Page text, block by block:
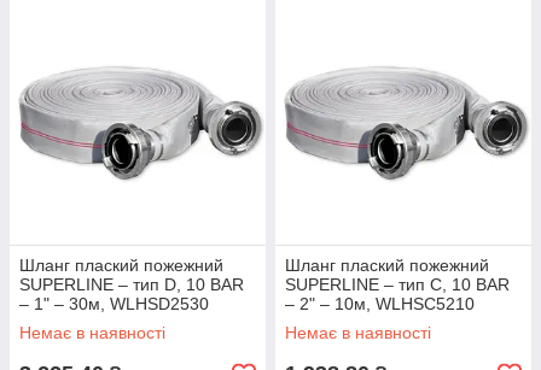
Шланг плаский пожежний
SUPERLINE – тип D, 10 BAR
– 1" – 30м, WLHSD2530
Немає в наявності
Шланг плаский пожежний
SUPERLINE – тип C, 10 BAR
– 2" – 10м, WLHSC5210
Немає в наявності